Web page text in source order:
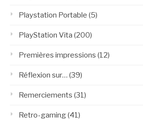
Playstation Portable (5)
PlayStation Vita (200)
Premières impressions (12)
Réflexion sur… (39)
Remerciements (31)
Retro-gaming(41)